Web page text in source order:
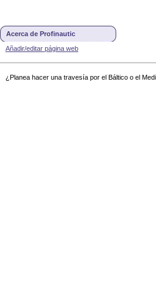
Acerca de Profinautic
Añadir/editar página web
¿Planea hacer una travesía por el Báltico o el